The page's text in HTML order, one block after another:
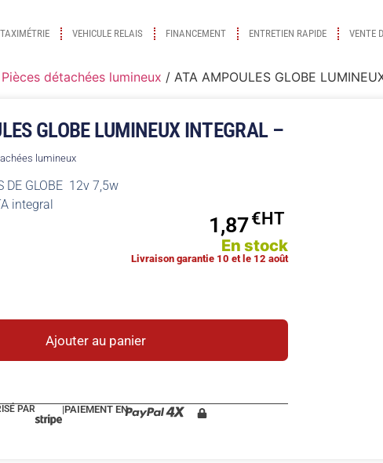
TAXIMÉTRIE VEHICULE RELAIS FINANCEMENT ENTRETIEN RAPIDE VENTE
Pièces détachées lumineux / ATA AMPOULES GLOBE
GLOBE LUMINEUX INTEGRAL –
lumineux
DE GLOBE 12v 7,5w
integral
1,87€
En stock
Livraison garantie 10 et le 12 août
Ajouter au panier
PAR |PAIEMENT EN